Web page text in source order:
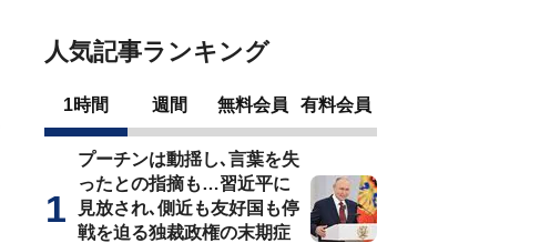
人気記事ランキング
1時間 週間 無料会員 有料会員
プーチンは動揺し､言葉を失
ったとの指摘も…習近平に
見放され､側近も友好国も停
戦を迫る独裁政権の末期症